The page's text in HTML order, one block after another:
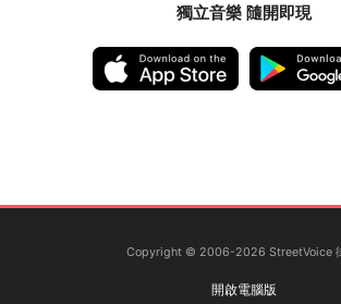
獨立音樂 隨開即現
Copyright © 2006-2026 StreetVoice
開啟電腦版